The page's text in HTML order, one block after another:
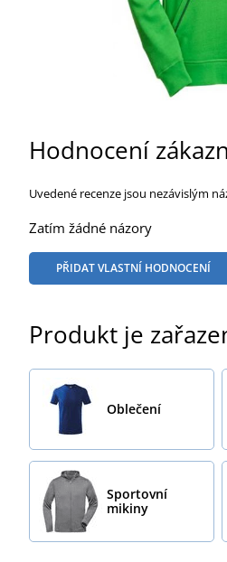
Hodnocení
Uvedené recenze jsou nezávislým
Zatím žádné názory
PŘIDAT VLASTNÍ HODNOCENÍ
Produkt je
Oblečení
Sportovní
mikiny